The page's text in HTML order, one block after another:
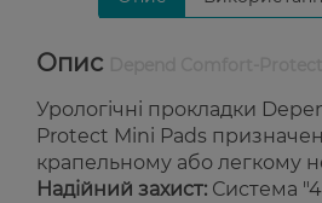
Опис
Урологічні прокладки
Protect Mini Pads
крапельному або легкому
Надійний захист: Система